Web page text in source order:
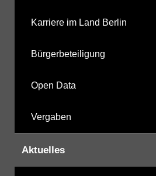
Karriere im Land Berlin
Bürgerbeteiligung
Open Data
Vergaben
Aktuelles